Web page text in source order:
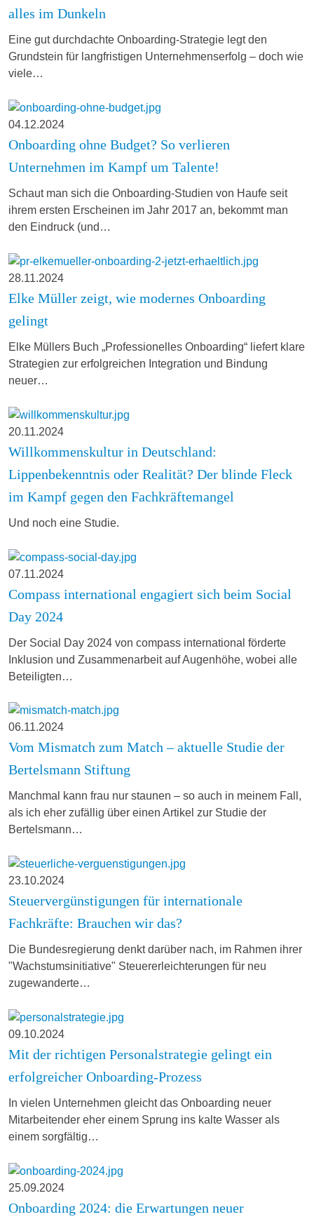
alles im Dunkeln
Eine gut durchdachte Onboarding-Strategie legt den
Grundstein für langfristigen Unternehmenserfolg – doch wie
viele…
04.12.2024
Onboarding ohne Budget? So verlieren
Unternehmen im Kampf um Talente!
Schaut man sich die Onboarding-Studien von Haufe seit
ihrem ersten Erscheinen im Jahr 2017 an, bekommt man
den Eindruck (und…
28.11.2024
Elke Müller zeigt, wie modernes Onboarding
gelingt
Elke Müllers Buch „Professionelles Onboarding“ liefert klare
Strategien zur erfolgreichen Integration und Bindung
neuer…
20.11.2024
Willkommenskultur in Deutschland:
Lippenbekenntnis oder Realität? Der blinde Fleck
im Kampf gegen den Fachkräftemangel
Und noch eine Studie.
07.11.2024
Compass international engagiert sich beim Social
Day 2024
Der Social Day 2024 von compass international förderte
Inklusion und Zusammenarbeit auf Augenhöhe, wobei alle
Beteiligten…
06.11.2024
Vom Mismatch zum Match – aktuelle Studie der
Bertelsmann Stiftung
Manchmal kann frau nur staunen – so auch in meinem Fall,
als ich eher zufällig über einen Artikel zur Studie der
Bertelsmann…
23.10.2024
Steuervergünstigungen für internationale
Fachkräfte: Brauchen wir das?
Die Bundesregierung denkt darüber nach, im Rahmen ihrer
"Wachstumsinitiative" Steuererleichterungen für neu
zugewanderte…
09.10.2024
Mit der richtigen Personalstrategie gelingt ein
erfolgreicher Onboarding-Prozess
In vielen Unternehmen gleicht das Onboarding neuer
Mitarbeitender eher einem Sprung ins kalte Wasser als
einem sorgfältig…
25.09.2024
Onboarding 2024: die Erwartungen neuer